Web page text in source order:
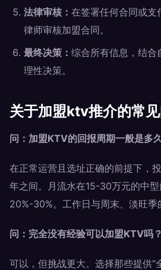
法律审核： 在签署任何合同或支
律师审核加盟合同。
最终决策： 综合所有信息，结合
理性决策。
关于加盟ktv推介的常
问：加盟KTV的回报周期一般是多
在正常运营且选址正确的前提下，
年之间。月流水在15-30万元的中
20%-30%。工作日与周末、淡旺季
问：完全没有经验可以加盟KTV吗？
可以，但挑战更大。选择那些提供“